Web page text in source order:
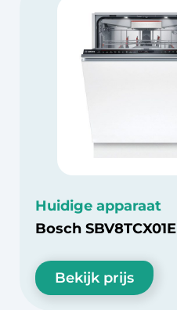
Huidige apparaat
Bosch SBV8TCX01E
Bekijk prijs